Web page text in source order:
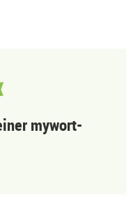
mywort-